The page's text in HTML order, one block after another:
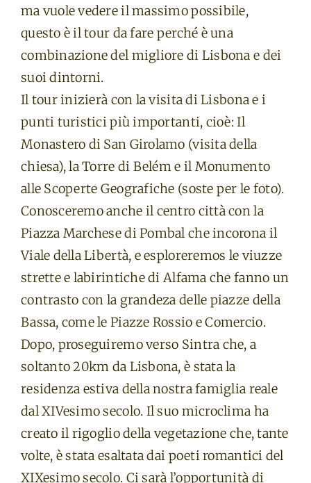
ma vuole vedere il massimo possibile,
questo è il tour da fare perché è una
combinazione del migliore di Lisbona e dei
suoi dintorni.
Il tour inizierà con la visita di Lisbona e i
punti turistici più importanti, cioè: Il
Monastero di San Girolamo (visita della
chiesa), la Torre di Belém e il Monumento
alle Scoperte Geografiche (soste per le foto).
Conosceremo anche il centro città con la
Piazza Marchese di Pombal che incorona il
Viale della Libertà, e esploreremos le viuzze
strette e labirintiche di Alfama che fanno un
contrasto con la grandeza delle piazze della
Bassa, come le Piazze Rossio e Comercio.
Dopo, proseguiremo verso Sintra che, a
soltanto 20km da Lisbona, è stata la
residenza estiva della nostra famiglia reale
dal XIVesimo secolo. Il suo microclima ha
creato il rigoglio della vegetazione che, tante
volte, è stata esaltata dai poeti romantici del
XIXesimo secolo. Ci sarà l’opportunità di